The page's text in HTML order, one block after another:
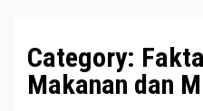
Category:
Makanan dan